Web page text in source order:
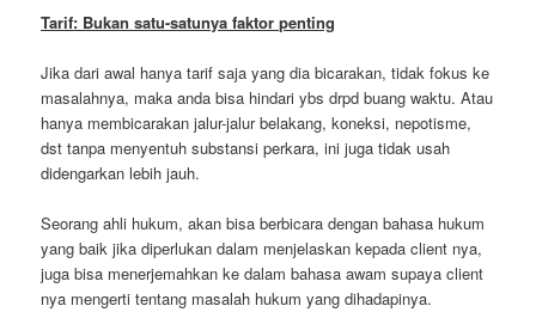
Tarif: Bukan satu-satunya faktor penting
Jika dari awal hanya tarif saja yang dia bicarakan, tidak fokus ke
masalahnya, maka anda bisa hindari ybs drpd buang waktu. Atau
hanya membicarakan jalur-jalur belakang, koneksi, nepotisme,
dst tanpa menyentuh substansi perkara, ini juga tidak usah
didengarkan lebih jauh.
Seorang ahli hukum, akan bisa berbicara dengan bahasa hukum
yang baik jika diperlukan dalam menjelaskan kepada client nya,
juga bisa menerjemahkan ke dalam bahasa awam supaya client
nya mengerti tentang masalah hukum yang dihadapinya.